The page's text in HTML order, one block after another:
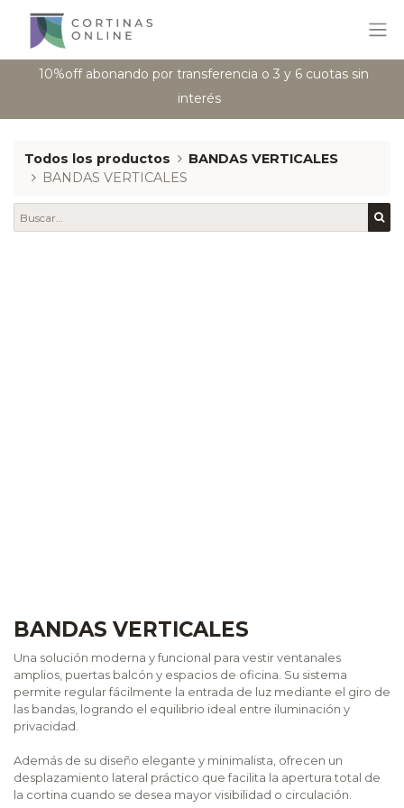
10%off abonando por transferencia o 3 y 6 cuotas sin
interés
Todos los productos
BANDAS VERTICALES
BANDAS VERTICALES
BANDAS VERTICALES
Una solución moderna y funcional para vestir ventanales
amplios, puertas balcón y espacios de oficina. Su sistema
permite regular fácilmente la entrada de luz mediante el giro de
las bandas, logrando el equilibrio ideal entre iluminación y
privacidad.
Además de su diseño elegante y minimalista, ofrecen un
desplazamiento lateral práctico que facilita la apertura total de
la cortina cuando se desea mayor visibilidad o circulación.